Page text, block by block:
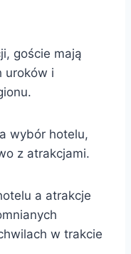
goście mają
uroków i
wybór hotelu,
z atrakcjami.
a atrakcje
w trakcie